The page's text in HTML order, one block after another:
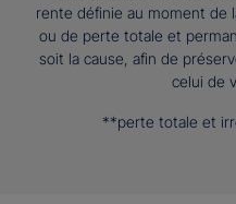
rente définie au moment de
ou de perte totale et
soit la cause, afin de
celui de
**perte totale et